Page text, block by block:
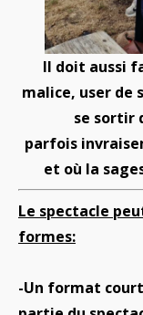
Il doit aussi
malice, user de
se sortir
parfois
et où la
Le spectacle
formes:
-Un format